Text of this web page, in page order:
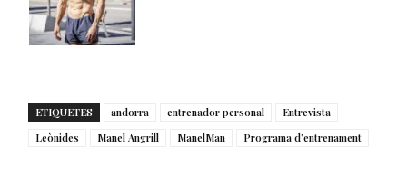
ETIQUETES andorra entrenador personal
Entrevista
Leònides
Manel Angrill ManelMan Programa d’entrenament